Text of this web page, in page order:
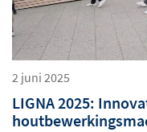
2 juni 2025
LIGNA 2025: